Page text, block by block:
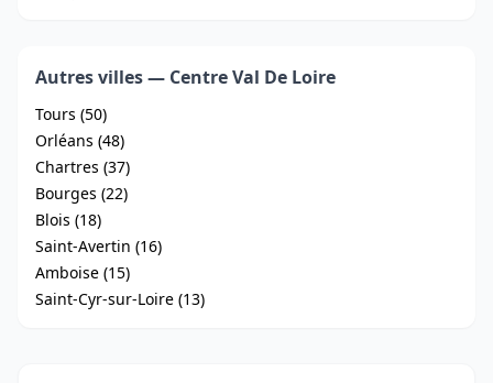
Autres villes — Centre Val De Loire
Tours (50)
Orléans (48)
Chartres (37)
Bourges (22)
Blois (18)
Saint-Avertin (16)
Amboise (15)
Saint-Cyr-sur-Loire (13)